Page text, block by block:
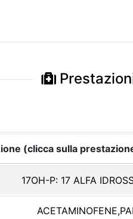
(clicca sulla
17OH-P: 17 ALFA